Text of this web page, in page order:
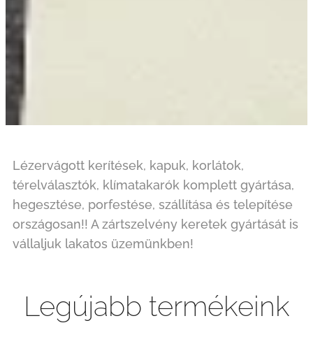
Lézervágott kerítések, kapuk, korlátok,
térelválasztók, klímatakarók komplett gyártása,
hegesztése, porfestése, szállítása és telepítése
országosan!! A zártszelvény keretek gyártását is
vállaljuk lakatos üzemünkben!
Legújabb termékeink